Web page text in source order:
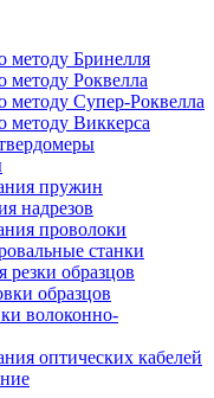
методу Бринелля
методу Роквелла
методу Супер-Роквелла
методу Виккерса
пружин
надрезов
проволоки
станки
резки образцов
образцов
волоконно-
оптических кабелей